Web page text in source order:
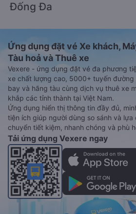
Đống Đa
Ứng dụng đặt vé Xe khách,
Tàu hoả và Thuê xe
Vexere - ứng dụng đặt vé đa phương
xe chất lượng cao, 5000+ tuyến
bay và hãng tàu cùng dịch vụ thuê xe
khắp các tỉnh thành tại Việt Nam.
Ứng dụng hiển thị thông tin đầy đủ,
tiện ích giúp người dùng so sánh và lựa
chuyển tiết kiệm, nhanh chóng và phù
Tải ứng dụng Vexere ngay